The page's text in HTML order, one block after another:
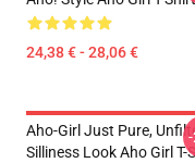
24,38 € - 28,06 €
Aho-Girl Just Pure,
Silliness Look Aho Girl T-